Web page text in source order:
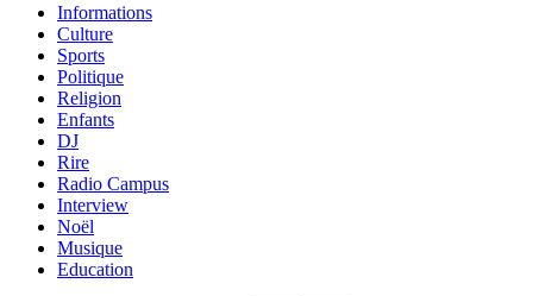
Informations
Culture
Sports
Politique
Religion
Enfants
DJ
Rire
Radio Campus
Interview
Noël
Musique
Education